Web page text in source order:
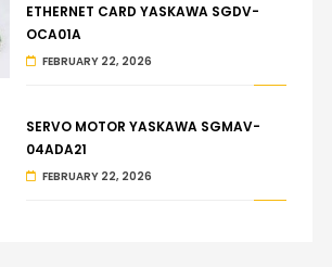
ETHERNET CARD YASKAWA SGDV-
OCA01A
FEBRUARY 22, 2026
SERVO MOTOR YASKAWA SGMAV-
04ADA21
FEBRUARY 22, 2026